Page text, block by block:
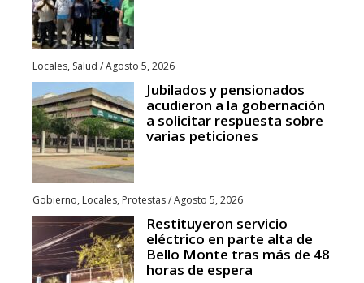
Locales, Salud /Agosto 5, 2026
Jubilados y pensionados
acudieron a la gobernación
a solicitar respuesta sobre
varias peticiones
Gobierno, Locales, Protestas/Agosto 5, 2026
Restituyeron servicio
eléctrico en parte alta de
Bello Monte tras más de 48
horas de espera